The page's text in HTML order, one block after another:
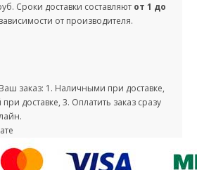
Сроки доставки составляют от 1 до
от производителя.
заказ: 1. Наличными при доставке,
доставке, 3. Оплатить заказ сразу